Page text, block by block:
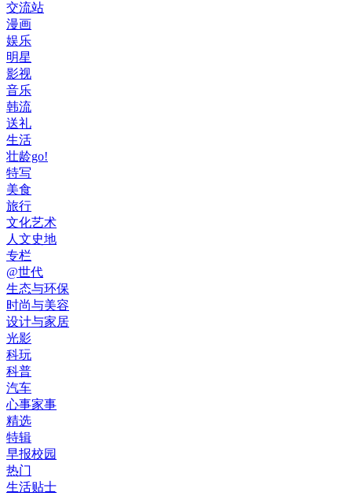
交流站
漫画
娱乐
明星
影视
音乐
韩流
送礼
生活
壮龄go!
特写
美食
旅行
文化艺术
人文史地
专栏
@世代
生态与环保
时尚与美容
设计与家居
光影
科玩
科普
汽车
心事家事
精选
特辑
早报校园
热门
生活贴士